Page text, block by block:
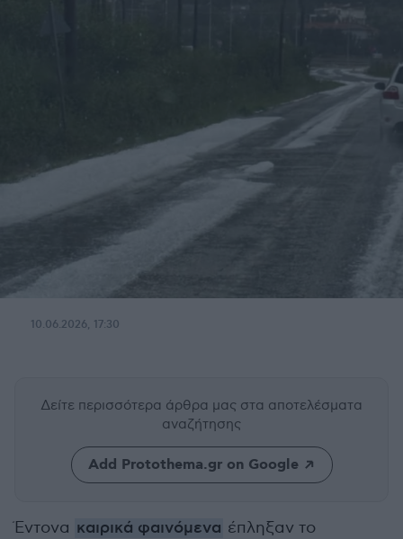
10.06.2026, 17:30
Δείτε περισσότερα άρθρα μας στα αποτελέσματα
αναζήτησης
Add Protothema.gr on Google
Έντονα καιρικά φαινόμενα έπληξαν το